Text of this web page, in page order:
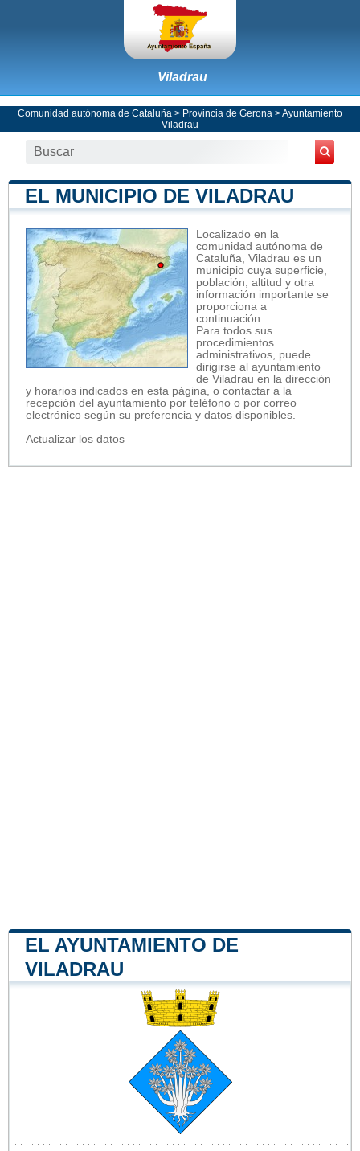
Viladrau
Comunidad autónoma de Cataluña > Provincia de Gerona >Ayuntamiento
Viladrau
EL MUNICIPIO DE VILADRAU
Localizado en la
comunidad autónoma de
Cataluña, Viladrau es un
municipio cuya superficie,
población, altitud y otra
información importante se
proporciona a
continuación.
Para todos sus
procedimientos
administrativos, puede
dirigirse al ayuntamiento
de Viladrau en la dirección
y horarios indicados en esta página, o contactar a la
recepción del ayuntamiento por teléfono o por correo
electrónico según su preferencia y datos disponibles.
Actualizar los datos
EL AYUNTAMIENTO DE
VILADRAU